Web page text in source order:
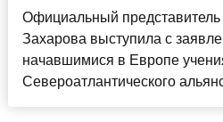
Официальный
Захарова выступила с
начавшимися в Европе
Североатлантического